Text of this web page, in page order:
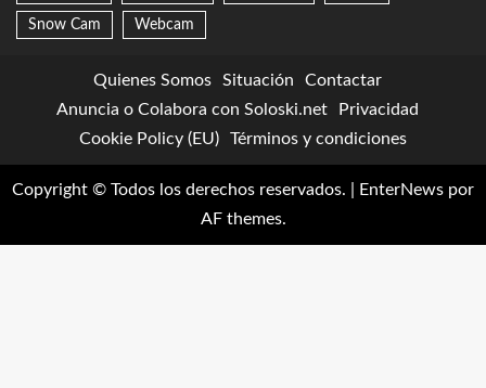
Snow Cam Webcam
Quienes Somos Situación
Contactar
Anuncia o Colabora con Soloski.net
Privacidad
Cookie Policy (EU)
Términos y condiciones
Copyright © Todos los derechos reservados. EnterNews por
AF themes.